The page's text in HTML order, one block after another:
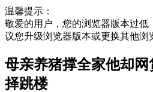
温馨提示：
敬爱的用户，您的浏览器版本过低
议您升级浏览器版本或更换其他浏
母亲养猪撑全家他却
择跳楼